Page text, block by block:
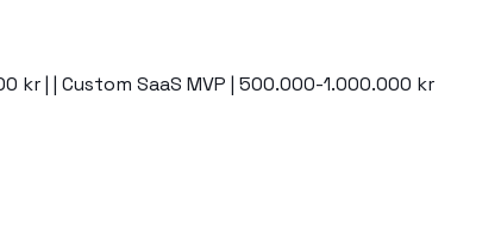
| | Custom SaaS MVP | 500.000-1.000.000 kr